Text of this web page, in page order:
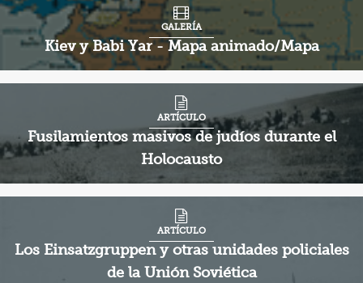
Kiev y Babi Yar - Mapa animado/Mapa
GALERÍA
Fusilamientos masivos de judíos durante el
Holocausto
ARTÍCULO
Los Einsatzgruppen y otras unidades policiales
de la Unión Soviética
ARTÍCULO